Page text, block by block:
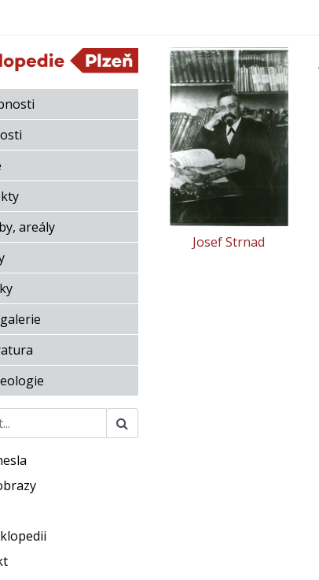
areály
Josef Strnad